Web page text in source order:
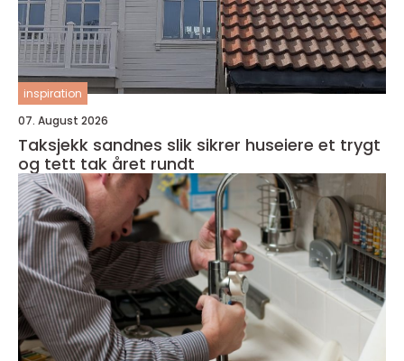
inspiration
07. August 2026
Taksjekk sandnes slik sikrer huseiere et trygt
og tett tak året rundt